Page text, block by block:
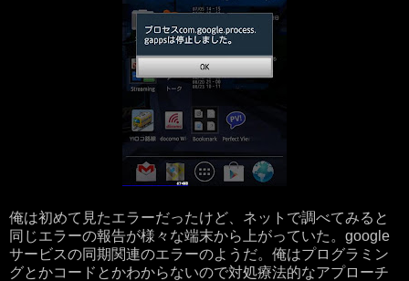
俺は初めて見たエラーだったけど、ネットで調べてみると
同じエラーの報告が様々な端末から上がっていた。google
サービスの同期関連のエラーのようだ。俺はプログラミン
グとかコードとかわからないので対処療法的なアプローチ